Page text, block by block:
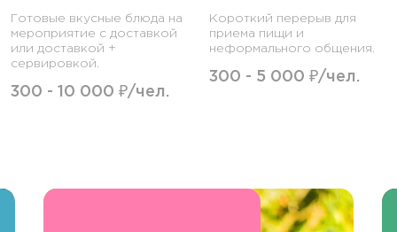
Готовые вкусные блюда на
мероприятие с доставкой
или доставкой +
сервировкой.
300 - 10 000 ₽/чел.
Короткий перерыв для
приема пищи и
неформального общения.
300 - 5 000 ₽/чел.